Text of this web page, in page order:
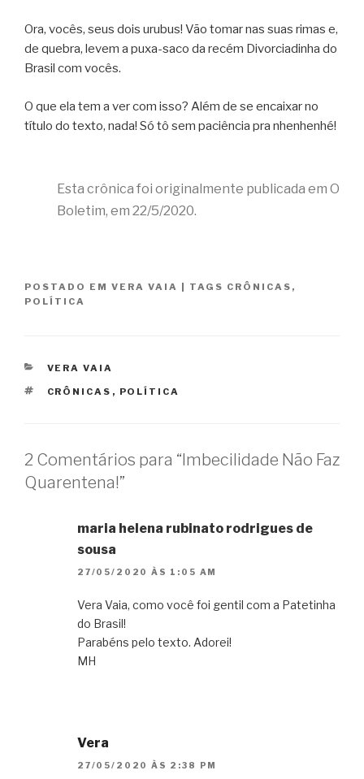
Ora, vocês, seus dois urubus! Vão tomar nas suas rimas e,
de quebra, levem a puxa-saco da recém Divorciadinha do
Brasil com vocês.
O que ela tem a ver com isso? Além de se encaixar no
título do texto, nada! Só tô sem paciência pra nhenhenhé!
Esta crônica foi originalmente publicada em O
Boletim, em 22/5/2020.
POSTADO EM VERA VAIA | TAGS CRÔNICAS ,
POLÍTICA
CATEGORIAS
VERA VAIA
TAGS
CRÔNICAS , POLÍTICA
2 Comentários para “Imbecilidade Não Faz
Quarentena!”
maria helena rubinato rodrigues de
sousa
27/05/2020 ÀS 1:05 AM
Vera Vaia, como você foi gentil com a Patetinha
do Brasil!
Parabéns pelo texto. Adorei!
MH
Vera
27/05/2020 ÀS 2:38 PM